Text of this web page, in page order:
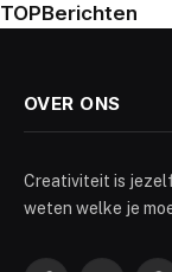
TOPBerichten
OVER ONS
Creativiteit is
weten welke je